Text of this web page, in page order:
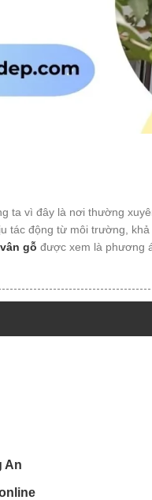
ta vì đây là nơi thường
tác động từ môi trường,
gỗ được xem là phương
An